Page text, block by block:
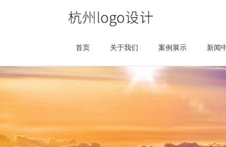
首页 关于我们 案例展示 新闻